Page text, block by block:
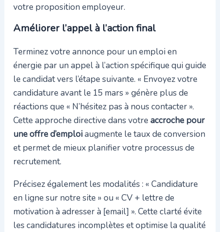
votre proposition employeur.
Améliorer l’appel à l’action final
Terminez votre annonce pour un emploi en
énergie par un appel à l’action spécifique qui guide
le candidat vers l’étape suivante. « Envoyez votre
candidature avant le 15 mars » génère plus de
réactions que « N’hésitez pas à nous contacter ».
Cette approche directive dans votreaccroche pour
une offre d’emploiaugmente le taux de conversion
et permet de mieux planifier votre processus de
recrutement.
Précisez également les modalités : « Candidature
en ligne sur notre site » ou « CV + lettre de
motivation à adresser à [email] ». Cette clarté évite
les candidatures incomplètes et optimise la qualité